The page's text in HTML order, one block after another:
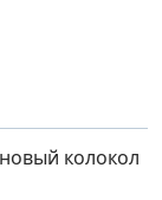
колокол